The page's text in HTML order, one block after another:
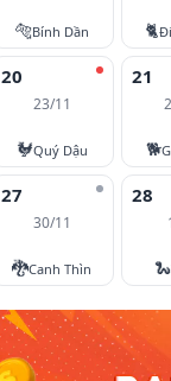
🐅Bính Dần 🐈
20
23/11
🐓Quý Dậu
21
🐕
27
30/11
🐉Canh Thìn
28
🐍